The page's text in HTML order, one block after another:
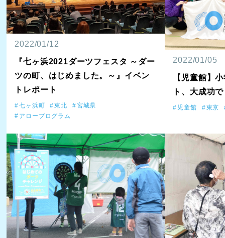
2022/01/12
『七ヶ浜2021ダーツフェスタ ～ダー
ツの町、はじめました。～』イベン
トレポート
七ヶ浜町 東北
宮城県
アロープログラム
2022/01/05
【児童館】
ト、大成功
児童館 東京